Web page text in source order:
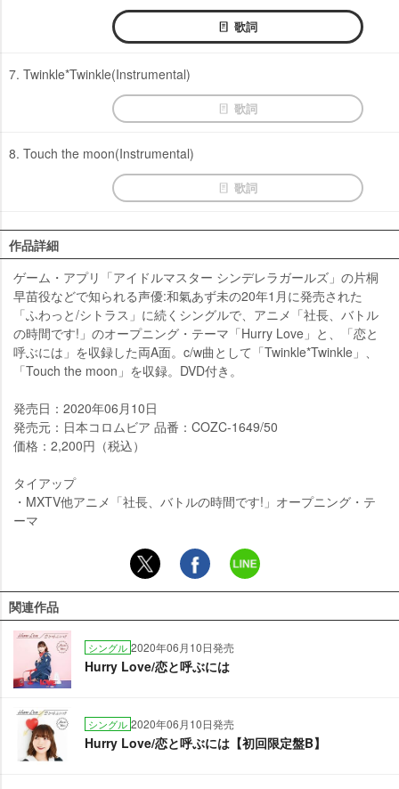
歌詞
7. Twinkle*Twinkle(Instrumental)
歌詞
8. Touch the moon(Instrumental)
歌詞
作品詳細
ゲーム・アプリ「アイドルマスター シンデレラガールズ」の片桐
早苗役などで知られる声優:和氣あず未の20年1月に発売された
「ふわっと/シトラス」に続くシングルで、アニメ「社長、バトル
の時間です!」のオープニング・テーマ「Hurry Love」と、「恋と
呼ぶには」を収録した両A面。c/w曲として「Twinkle*Twinkle」、
「Touch the moon」を収録。DVD付き。
発売日：2020年06月10日
発売元：日本コロムビア 品番：COZC-1649/50
価格：2,200円（税込）
タイアップ
・MXTV他アニメ「社長、バトルの時間です!」オープニング・テ
ーマ
関連作品
シングル 2020年06月10日発売
Hurry Love/恋と呼ぶには
シングル 2020年06月10日発売
Hurry Love/恋と呼ぶには【初回限定盤B】